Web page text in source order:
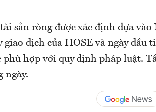
sản ròng được xác định dựa vào
giao dịch của HOSE và ngày đầu
phù hợp với quy định pháp luật.
ngày.